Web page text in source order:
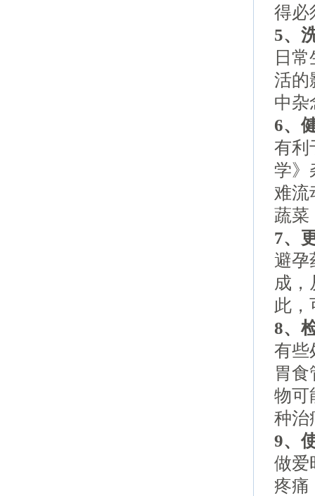
得必
5、
日
活的
中杂
6、
有利
学》
难流
蔬菜
7、
避孕
成，
此，
8、
有些
胃
物可
种治
9、
做爱
疼痛